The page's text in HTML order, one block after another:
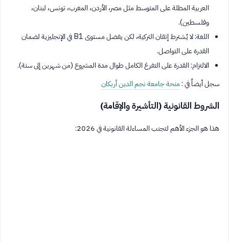
العربية المطلة على المتوسط مثل مصر، الأردن، المغرب، تونس، لبنان،
وفلسطين).
اللغة: لا يُشترط إتقان التركية، لكن يفضل مستوى B1 في الإنجليزية لضمان
القدرة على التواصل.
الالتزام: القدرة على التفرغ الكامل طوال مدة المشروع (من شهرين إلى سنة).
سجل أيضاً في :منحة جامعة نجم الدين أربكان
الشروط القانونية (التأشيرة والإقامة)
هذا هو الجزء الأهم لتجنب المساءلة القانونية في 2026: